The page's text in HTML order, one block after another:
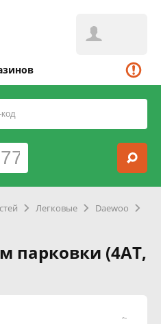
Легковые
Daewoo
парковки (4AT,